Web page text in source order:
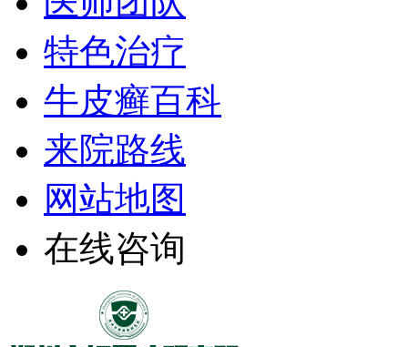
特色治疗
牛皮癣百科
来院路线
网站地图
在线咨询